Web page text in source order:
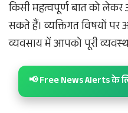
किसी महत्वपूर्ण बात को
सकते हैं। व्यक्तिगत विषयों पर
व्यवसाय में आपको पूरी
📢 Free News Alerts के